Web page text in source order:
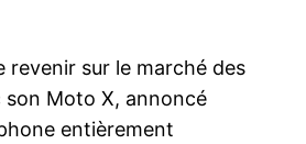
revenir sur le marché des
Moto X, annoncé
entièrement